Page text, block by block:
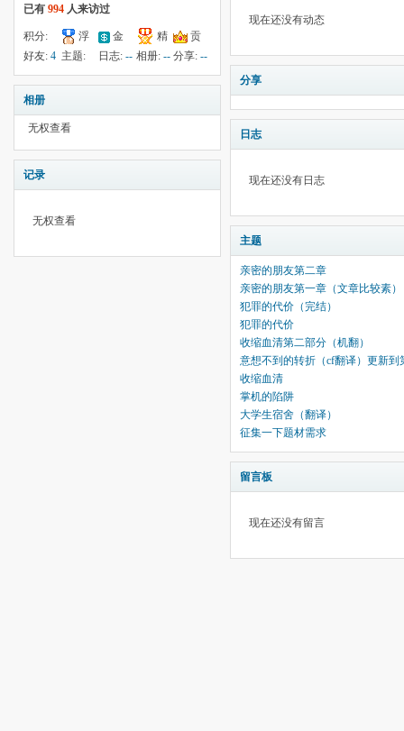
已有 994 人来访过
积分:
50
浮
云:416
金
钱:5
精
华:--
贡
献:--
好友: 4 主题:
14
日志:-- 相册: -- 分享:--
相册
无权查看
记录
无权查看
现在还没有动态
分享
日志
现在还没有日志
主题
亲密的朋友第二章
亲密的朋友第一章（文章比较素）
犯罪的代价（完结）
犯罪的代价
收缩血清第二部分（机翻）
意想不到的转折（cf翻译）更新到
收缩血清
掌机的陷阱
大学生宿舍（翻译）
征集一下题材需求
留言板
现在还没有留言